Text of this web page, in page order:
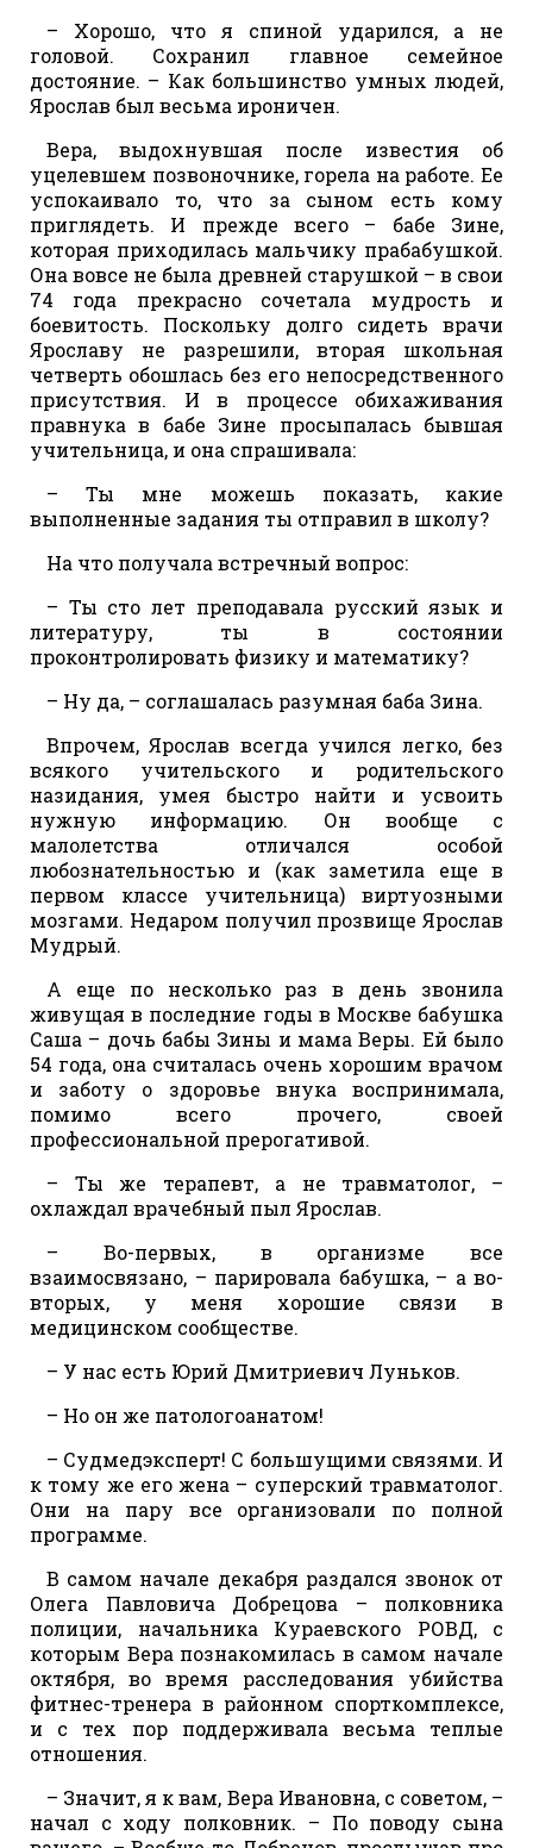
– Хорошо, что я спиной ударился, а не
головой. Сохранил главное семейное
достояние. – Как большинство умных людей,
Ярослав был весьма ироничен.
Вера, выдохнувшая после известия об
уцелевшем позвоночнике, горела на работе. Ее
успокаивало то, что за сыном есть кому
приглядеть. И прежде всего – бабе Зине,
которая приходилась мальчику прабабушкой.
Она вовсе не была древней старушкой – в свои
74 года прекрасно сочетала мудрость и
боевитость. Поскольку долго сидеть врачи
Ярославу не разрешили, вторая школьная
четверть обошлась без его непосредственного
присутствия. И в процессе обихаживания
правнука в бабе Зине просыпалась бывшая
учительница, и она спрашивала:
– Ты мне можешь показать, какие
выполненные задания ты отправил в школу?
На что получала встречный вопрос:
– Ты сто лет преподавала русский язык и
литературу, ты в состоянии
проконтролировать физику и математику?
– Ну да, – соглашалась разумная баба Зина.
Впрочем, Ярослав всегда учился легко, без
всякого учительского и родительского
назидания, умея быстро найти и усвоить
нужную информацию. Он вообще с
малолетства отличался особой
любознательностью и (как заметила еще в
первом классе учительница) виртуозными
мозгами. Недаром получил прозвище Ярослав
Мудрый.
А еще по несколько раз в день звонила
живущая в последние годы в Москве бабушка
Саша – дочь бабы Зины и мама Веры. Ей было
54 года, она считалась очень хорошим врачом
и заботу о здоровье внука воспринимала,
помимо всего прочего, своей
профессиональной прерогативой.
– Ты же терапевт, а не травматолог, –
охлаждал врачебный пыл Ярослав.
– Во-первых, в организме все
взаимосвязано, – парировала бабушка, – а во-
вторых, у меня хорошие связи в
медицинском сообществе.
– У нас есть Юрий Дмитриевич Луньков.
– Но он же патологоанатом!
– Судмедэксперт! С большущими связями. И
к тому же его жена – суперский травматолог.
Они на пару все организовали по полной
программе.
В самом начале декабря раздался звонок от
Олега Павловича Добрецова – полковника
полиции, начальника Кураевского РОВД, с
которым Вера познакомилась в самом начале
октября, во время расследования убийства
фитнес-тренера в районном спорткомплексе,
и с тех пор поддерживала весьма теплые
отношения.
– Значит, я к вам, Вера Ивановна, с советом, –
начал с ходу полковник. – По поводу сына